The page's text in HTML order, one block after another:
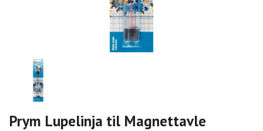
Prym Lupelinja til Magnettavle